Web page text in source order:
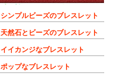
シンプルビーズのブレスレット
天然石とビーズのブレスレット
イイカンジなブレスレット
ポップなブレスレット